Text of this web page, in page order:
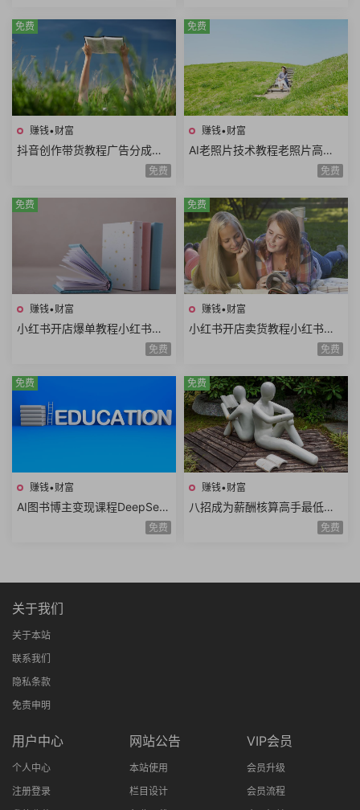
赚钱•财富
抖音创作带货教程广告分成计
划高清视频拍摄AI类APP使用
免费
免费
赚钱•财富
AI老照片技术教程老照片高清
修复动作视频说话视频黑白照
免费
免费
赚钱•财富
小红书开店爆单教程小红书店
铺矩阵寻找爆品淘宝选品拼多
免费
免费
赚钱•财富
小红书开店卖货教程小红书日
常运营对标同行小红书店铺管
免费
免费
赚钱•财富
AI图书博主变现课程DeepSee
k生成原创图片爆款内容文案图
免费
免费
赚钱•财富
八招成为薪酬核算高手最低工
资个人所得税经济补偿金绩效
免费
免费
关于我们
关于本站
联系我们
隐私条款
免责申明
用户中心
个人中心
注册登录
网站公告
本站使用
栏目设计
VIP会员
会员升级
会员流程